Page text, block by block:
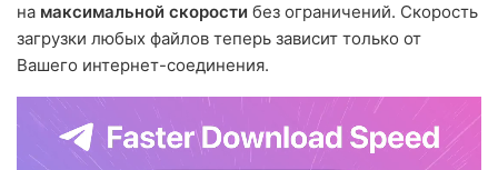
на максимальной скорости без ограничений. Скорость
загрузки любых файлов теперь зависит только от
Вашего интернет-соединения.